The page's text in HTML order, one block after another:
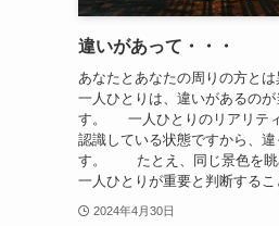
違いがあって・・・
あなたとあなたの周りの方とは
一人ひとりは、違いがあるの
す。 一人ひとりのリアリテ
認識している状態ですから、
す。 たとえ、同じ景色を眺
一人ひとりが重要と判断するこ
2024年4月30日